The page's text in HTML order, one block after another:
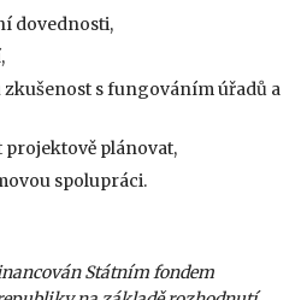
dovednosti,
s fungováním úřadů a
projektově plánovat,
spolupráci.
Státním fondem